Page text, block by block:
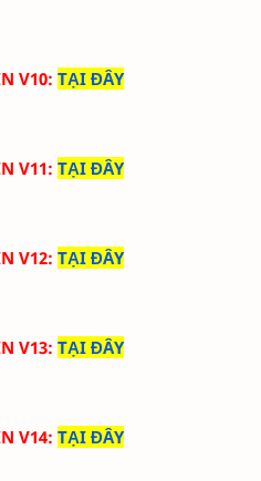
V10: TẠI ĐÂY
V11: TẠI ĐÂY
V12: TẠI ĐÂY
V13: TẠI ĐÂY
V14: TẠI ĐÂY